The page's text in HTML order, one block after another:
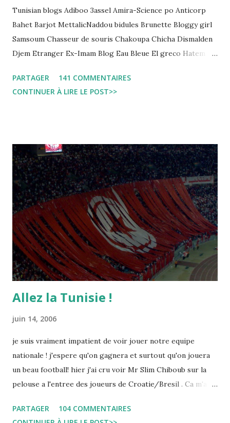
Tunisian blogs Adiboo 3assel Amira-Science po Anticorp
Bahet Barjot MettalicNaddou bidules Brunette Bloggy girl
Samsoum Chasseur de souris Chakoupa Chicha Dismalden
Djem Etranger Ex-Imam Blog Eau Bleue El greco Hatem
Leila fi amarikia Little Sarah American girl Massir mots a
dire Mouch ex Mazzika Tun...
PARTAGER
141 COMMENTAIRES
CONTINUER À LIRE LE POST>>
Allez la Tunisie !
juin 14, 2006
je suis vraiment impatient de voir jouer notre equipe
nationale ! j'espere qu'on gagnera et surtout qu'on jouera
un beau football! hier j'ai cru voir Mr Slim Chiboub sur la
pelouse a l'entree des joueurs de Croatie/Bresil . Ca m'a
instances internationales.( Je me demande d'ailleurs a quoi
PARTAGER
104 COMMENTAIRES